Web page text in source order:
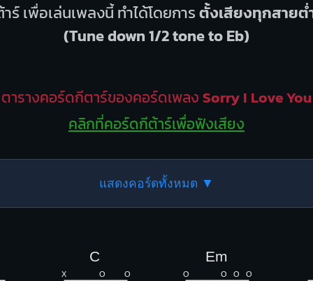
ร์ เพื่อเล่นเพลงนี้ ทำได้โดยการตั้งเสียงทุกสายต่
(Tune down 1/2 tone to Eb)
ตารางคอร์ดกีตาร์ของคอร์ดเพลงSorry I Love You
คลิกที่คอร์ดกีต้าร์เพื่อฟังเสียง
แสดงคอร์ดทั้งหมด ▼
C
X O O
Em
O O O O